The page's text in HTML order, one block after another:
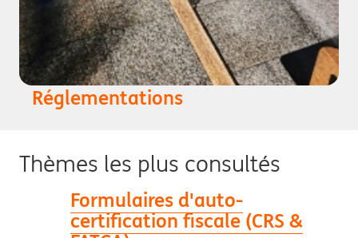
Réglementations
Thèmes les plus consultés
Formulaires d'auto-
certification fiscale (CRS &